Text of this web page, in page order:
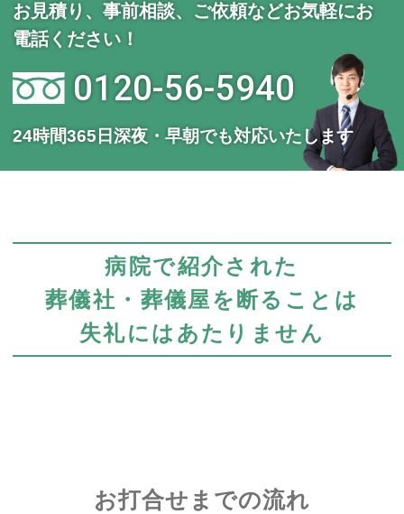
お見積り、事前相談、ご依頼などお気軽にお
電話ください！
0120-56-5940
24時間365日深夜・早朝でも対応いたします
病院で紹介された
葬儀社・葬儀屋を断ることは
失礼にはあたりません
お打合せまでの流れ